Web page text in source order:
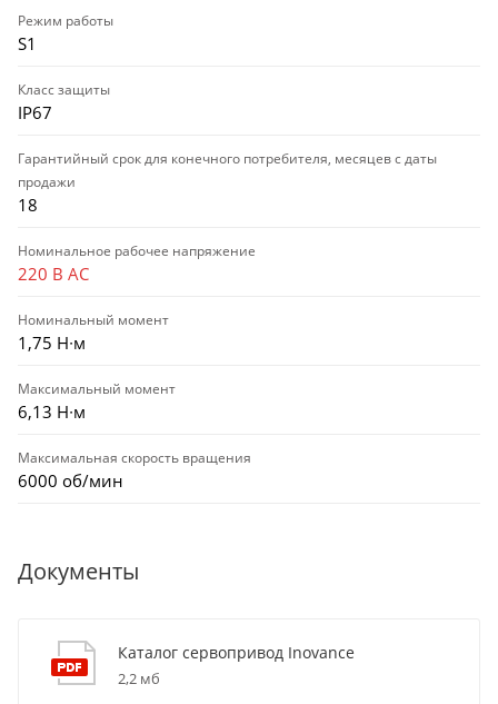
Режим работы
S1
Класс защиты
IP67
Гарантийный срок для конечного потребителя, месяцев с даты
продажи
18
Номинальное рабочее напряжение
220 В AC
Номинальный момент
1,75 Н∙м
Максимальный момент
6,13 Н∙м
Максимальная скорость вращения
6000 об/мин
Документы
Каталог сервопривод Inovance
2,2 мб